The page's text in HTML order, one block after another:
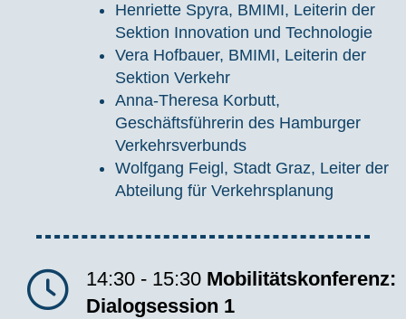
Henriette Spyra, BMIMI, Leiterin der
Sektion Innovation und Technologie
Vera Hofbauer, BMIMI, Leiterin der
Sektion Verkehr
Anna-Theresa Korbutt,
Geschäftsführerin des Hamburger
Verkehrsverbunds
Wolfgang Feigl, Stadt Graz, Leiter der
Abteilung für Verkehrsplanung
14:30 - 15:30 Mobilitätskonferenz:
Dialogsession 1